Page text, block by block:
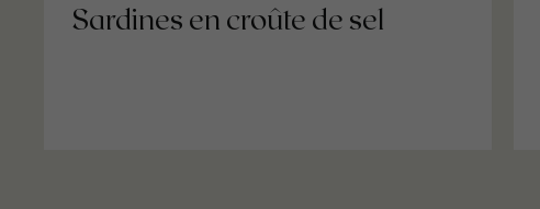
Sardines en croûte de sel